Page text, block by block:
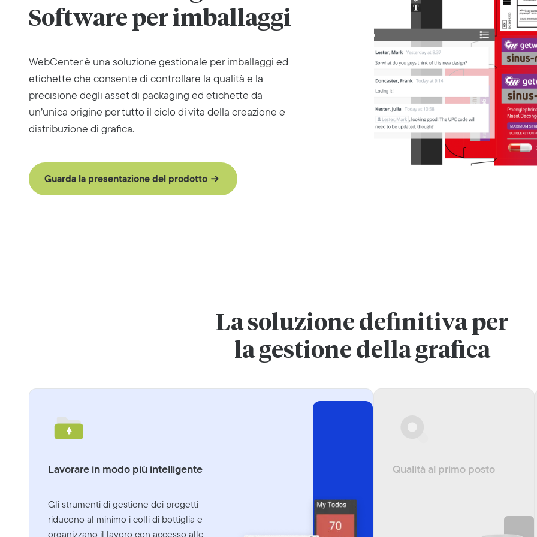
Software per imballaggi
WebCenter è una soluzione gestionale per imballaggi ed
etichette che consente di controllare la qualità e la
precisione degli asset di packaging ed etichette da
un’unica origine per tutto il ciclo di vita della creazione e
distribuzione di grafica.
Guarda la presentazione del prodotto
La soluzione definitiva per
la gestione della grafica
Lavorare in modo più intelligente
Gli strumenti di gestione dei progetti
riducono al minimo i colli di bottiglia e
Qualità al primo posto